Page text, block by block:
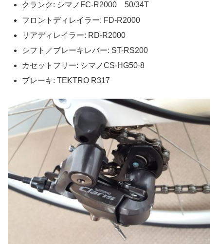
クランク: シマノFC-R2000 50/34T
フロントディレイラー: FD-R2000
リアディレイラー: RD-R2000
シフト／ブレーキレバー: ST-RS200
カセットフリー: シマノCS-HG50-8
ブレーキ: TEKTRO R317